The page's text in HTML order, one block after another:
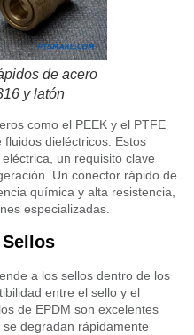
de acero
y latón
como el PEEK y el PTFE
dieléctricos. Estos
un requisito clave
Un conector rápido de
química y alta resistencia,
especializadas.
a los sellos dentro de los
entre el sello y el
de EPDM son excelentes
degradan rápidamente